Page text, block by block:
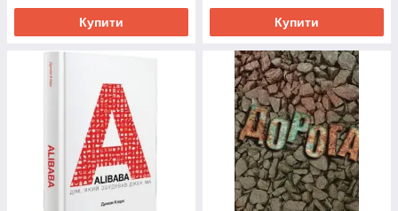
Купити Купити